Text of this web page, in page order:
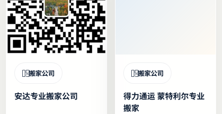
搬家公司
安达专业搬家公司
搬家公司
得力通运 蒙特利尔专业
搬家